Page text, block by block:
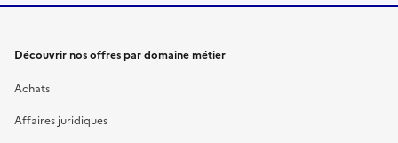
Découvrir nos offres par domaine métier
Achats
Affaires juridiques